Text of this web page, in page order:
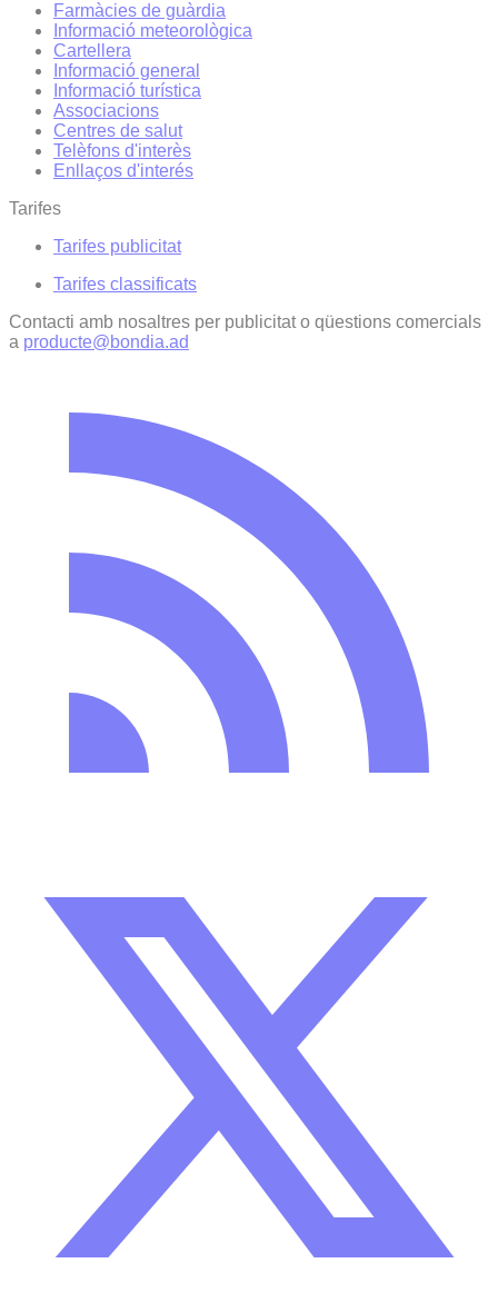
Farmàcies de guàrdia
Informació meteorològica
Cartellera
Informació general
Informació turística
Associacions
Centres de salut
Telèfons d'interès
Enllaços d'interés
Tarifes
Tarifes publicitat
Tarifes classificats
Contacti amb nosaltres per publicitat o qüestions comercials
a producte@bondia.ad